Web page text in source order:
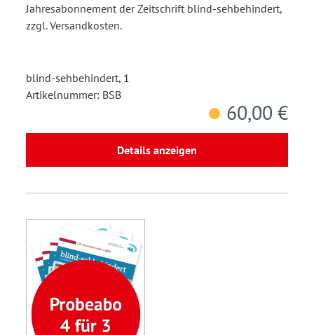
Jahresabonnement der Zeitschrift blind-sehbehindert,
zzgl. Versandkosten.
blind-sehbehindert, 1
Artikelnummer: BSB
60,00 €
Details anzeigen